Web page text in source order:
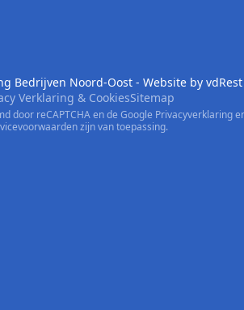
Bedrijven Noord-Oost - Website by vdRest
Verklaring & CookiesSitemap
door reCAPTCHA en de Google Privacyverklaring
zijn van toepassing.